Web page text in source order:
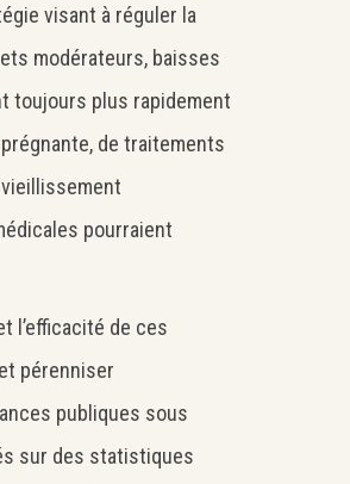
visant à réguler la
modérateurs, baisses
toujours plus rapidement
de traitements
pourraient
l’efficacité de ces
pérenniser
publiques sous
sur des statistiques